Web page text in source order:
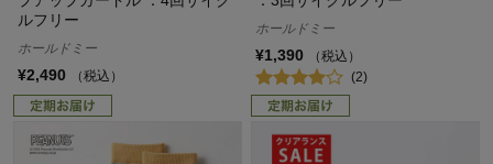
ルフリー
ホールドミー
¥2,490 （税込）
ホールドミー
¥1,390
（税込）
(2)